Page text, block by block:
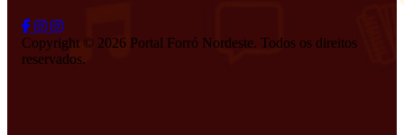
Copyright © 2026 Portal Forró Nordeste. Todos os direitos
reservados.